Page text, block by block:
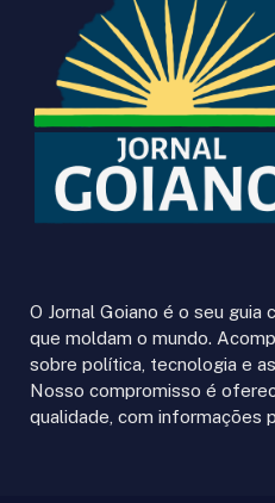
O Jornal Goiano é o seu guia
que moldam o mundo.
sobre política, tecnologia e
Nosso compromisso é
qualidade, com informações